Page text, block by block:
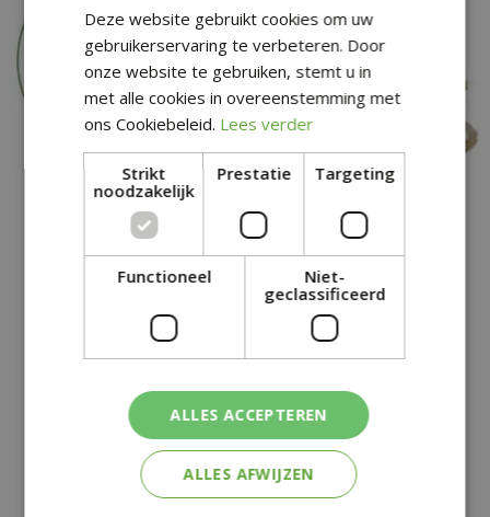
Restaurant
Cadeaukaart
Deze website gebruikt cookies om uw
gebruikerservaring te verbeteren. Door
onze website te gebruiken, stemt u in
met alle cookies in overeenstemming met
ons Cookiebeleid. Lees verder
Strikt
noodzakelijk
Prestatie Targeting
Functioneel
Niet-
geclassificeerd
ALLES ACCEPTEREN
ALLES AFWIJZEN